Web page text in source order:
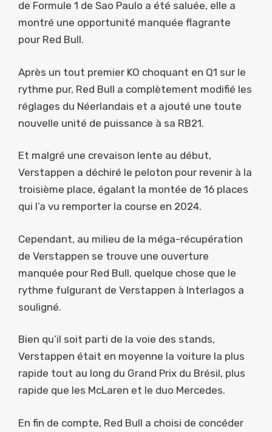
de Formule 1 de Sao Paulo a été saluée, elle a
montré une opportunité manquée flagrante
pour Red Bull.
Après un tout premier KO choquant en Q1 sur le
rythme pur, Red Bull a complètement modifié les
réglages du Néerlandais et a ajouté une toute
nouvelle unité de puissance à sa RB21.
Et malgré une crevaison lente au début,
Verstappen a déchiré le peloton pour revenir à la
troisième place, égalant la montée de 16 places
qui l’a vu remporter la course en 2024.
Cependant, au milieu de la méga-récupération
de Verstappen se trouve une ouverture
manquée pour Red Bull, quelque chose que le
rythme fulgurant de Verstappen à Interlagos a
souligné.
Bien qu’il soit parti de la voie des stands,
Verstappen était en moyenne la voiture la plus
rapide tout au long du Grand Prix du Brésil, plus
rapide que les McLaren et le duo Mercedes.
En fin de compte, Red Bull a choisi de concéder